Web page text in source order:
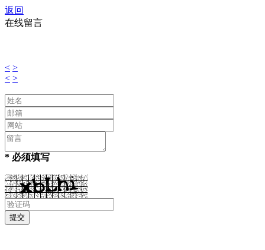
返回
在线留言
< >
< >
* 必须填写